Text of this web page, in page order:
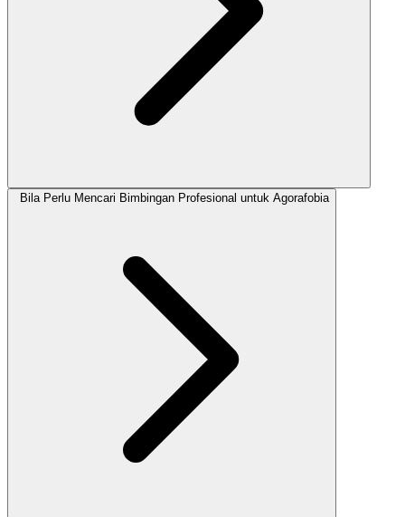
Bila Perlu Mencari Bimbingan Profesional untuk Agorafobia